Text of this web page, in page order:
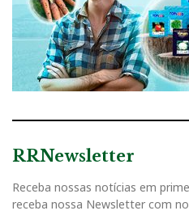
RRNewsletter
Receba nossas notícias em
receba nossa Newsletter com